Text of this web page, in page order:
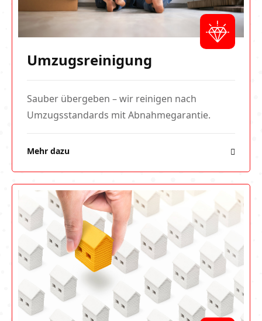
Umzugsreinigung
Sauber übergeben – wir reinigen nach
Umzugsstandards mit Abnahmegarantie.
Mehr dazu